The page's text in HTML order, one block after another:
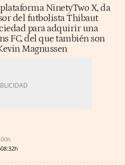
NinetyTwo X, da
del futbolista Thibaut
para adquirir una
FC, del que también son
Magnussen
08:32h